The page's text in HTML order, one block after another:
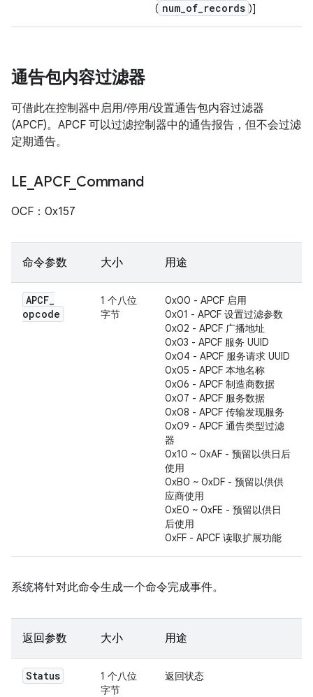
( num_of_records )]
通告包内容过滤器
可借此在控制器中启用/停用/设置通告包内容过滤器
(APCF)。APCF 可以过滤控制器中的通告报告，但不会过滤
定期通告。
LE _APCF_ Command
OCF：0x157
命令参数 大小 用途
APCF_
opcode
1 个八位
字节
0x00 - APCF 启用
0x01 - APCF 设置过滤参数
0x02 - APCF 广播地址
0x03 - APCF 服务 UUID
0x04 - APCF 服务请求 UUID
0x05 - APCF 本地名称
0x06 - APCF 制造商数据
0x07 - APCF 服务数据
0x08 - APCF 传输发现服务
0x09 - APCF 通告类型过滤
器
0x10 ~ 0xAF - 预留以供日后
使用
0xB0 ~ 0xDF - 预留以供供
应商使用
0xE0 ~ 0xFE - 预留以供日
后使用
0xFF - APCF 读取扩展功能
系统将针对此命令生成一个命令完成事件。
返回参数 大小 用途
Status
1 个八位
字节
返回状态